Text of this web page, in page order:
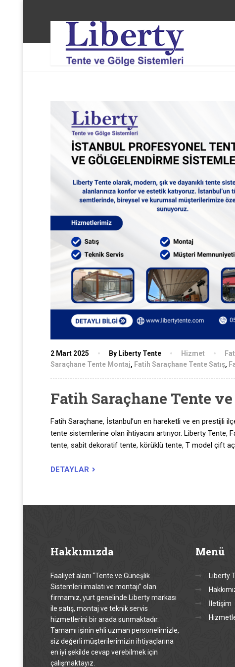
Liberty Tente ve Gölge Sistemleri Fatih Saraçhane
2 Mart 2025 By Liberty Tente Hizmet
Saraçhane Tente Montaj, Fatih Saraçhane Tente Satış,
Fatih Saraçhane Tente
Fatih Saraçhane, İstanbul’un en hareketli ve en prestijli
tente sistemlerine olan ihtiyacını artırıyor. Liberty
tente, sabit dekoratif tente, körüklü tente, T model çift
DETAYLAR
Hakkımızda
Faaliyet alanı “Tente ve Güneşlik
Sistemleri imalatı ve montajı” olan
firmamız, yurt genelinde Liberty markası
ile satış, montaj ve teknik servis
hizmetlerini bir arada sunmaktadır.
Tamamı işinin ehli uzman personelimizle,
siz değerli müşterilerimizin ihtiyaçlarına
en iyi şekilde cevap verebilmek için
çalışmaktayız.
Menü
Liberty
İletişim